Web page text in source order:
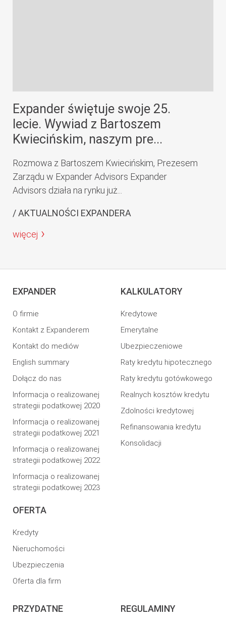
Expander świętuje swoje 25.
lecie. Wywiad z Bartoszem
Kwiecińskim, naszym pre...
Rozmowa z Bartoszem Kwiecińskim, Prezesem
Zarządu w Expander Advisors Expander
Advisors działa na rynku już...
/ AKTUALNOŚCI EXPANDERA
więcej
EXPANDER
O firmie
Kontakt z Expanderem
Kontakt do mediów
English summary
Dołącz do nas
Informacja o realizowanej
strategii podatkowej 2020
Informacja o realizowanej
strategii podatkowej 2021
Informacja o realizowanej
strategii podatkowej 2022
Informacja o realizowanej
strategii podatkowej 2023
OFERTA
Kredyty
Nieruchomości
Ubezpieczenia
Oferta dla firm
KALKULATORY
Kredytowe
Emerytalne
Ubezpieczeniowe
Raty kredytu hipotecznego
Raty kredytu gotówkowego
Realnych kosztów kredytu
Zdolności kredytowej
Refinansowania kredytu
Konsolidacji
PRZYDATNE REGULAMINY